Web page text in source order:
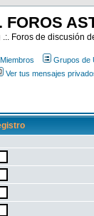
FOROS
Foros de discusión
Miembros Grupos de
Ver tus mensajes